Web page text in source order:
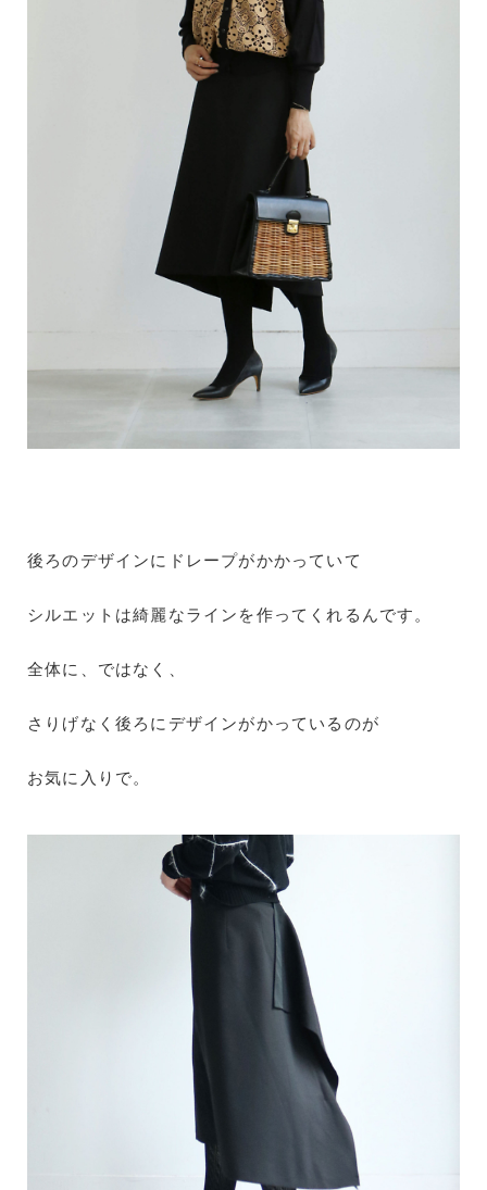
後ろのデザインにドレープがかかっていて
シルエットは綺麗なラインを作ってくれるんです。
全体に、ではなく、
さりげなく後ろにデザインがかっているのが
お気に入りで。